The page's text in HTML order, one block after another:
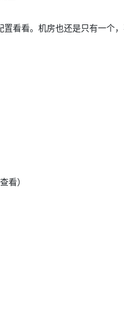
置看看。机房也还是只有一个
看）